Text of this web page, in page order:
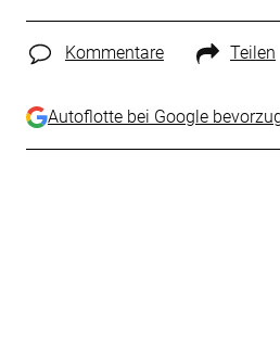
Kommentare Teilen
Autoflotte bei Google